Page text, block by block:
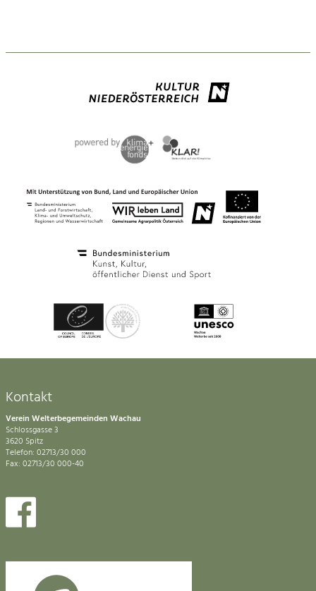
Kontakt
Verein Welterbegemeinden Wachau
Schlossgasse 3
3620 Spitz
Telefon: 02713/30 000
Fax: 02713/30 000-40